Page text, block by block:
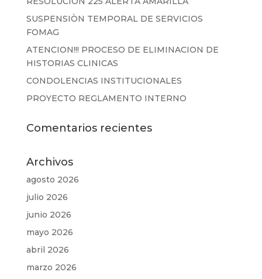
SUSPENSIÒN TEMPORAL DE SERVICIOS
FOMAG
ATENCION!!! PROCESO DE ELIMINACION DE
HISTORIAS CLINICAS
CONDOLENCIAS INSTITUCIONALES
PROYECTO REGLAMENTO INTERNO
Comentarios recientes
Archivos
agosto 2026
julio 2026
junio 2026
mayo 2026
abril 2026
marzo 2026